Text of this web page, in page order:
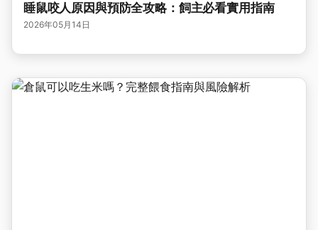
睡鼠咬人原因與預防全攻略：飼主必看實用指南
2026年05月14日